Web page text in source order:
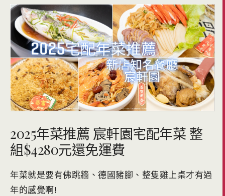
2025年菜推薦 宸軒園宅配年菜 整
組$4280元還免運費
年菜就是要有佛跳牆、德國豬腳、整隻雞上桌才有過
年的感覺啊!